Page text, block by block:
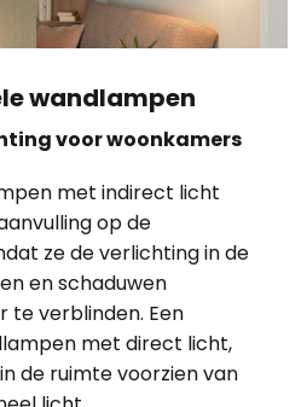
wandlampen
voor woonkamers
met indirect licht
op de
ze de verlichting in de
en schaduwen
te verblinden. Een
met direct licht,
de ruimte voorzien van